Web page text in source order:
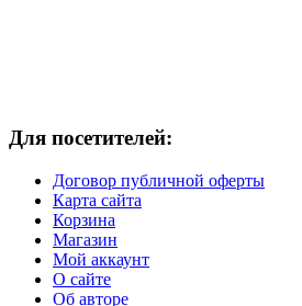
Для посетителей:
Договор публичной оферты
Карта сайта
Корзина
Магазин
Мой аккаунт
О сайте
Об авторе